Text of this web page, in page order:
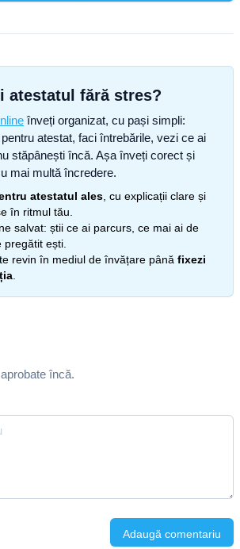
atestatul fără stres?
înveți organizat, cu pași simpli:
atestat, faci întrebările, vezi ce ai
stăpânești încă. Așa înveți corect și
mai multă încredere.
atestatul ales , cu explicații clare și
în ritmul tău.
salvat: știi ce ai parcurs, ce mai ai de
ești.
revin în mediul de învățare până fixezi
încă.
Adaugă comentariu